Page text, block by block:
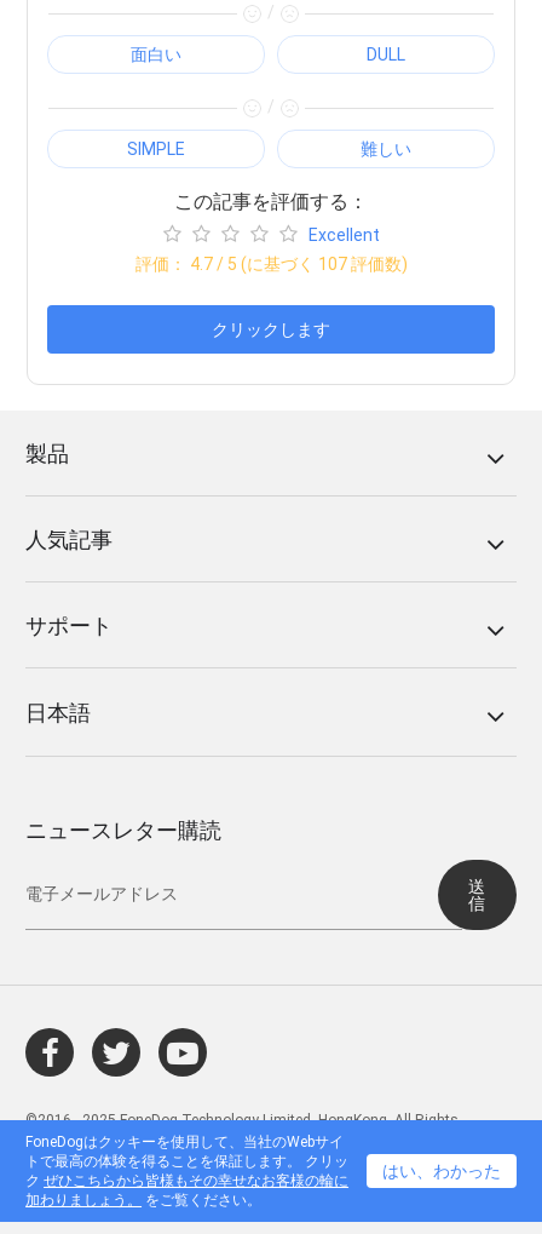
/
面白い DULL
/
SIMPLE 難しい
この記事を評価する：
Excellent
評価： 4.7/ 5 (に基づく 107評価数)
クリックします
製品
人気記事
サポート
日本語
ニュースレター購読
送
信
©2016 - 2025 FoneDog Technology Limited, HongKong. All Rights
Reserved.
FoneDogはクッキーを使用して、当社のWebサイ
トで最高の体験を得ることを保証します。 クリッ
クぜひこちらから皆様もその幸せなお客様の輪に
加わりましょう。
をご覧ください。
はい、わかった